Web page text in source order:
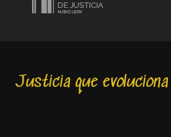
Justicia que